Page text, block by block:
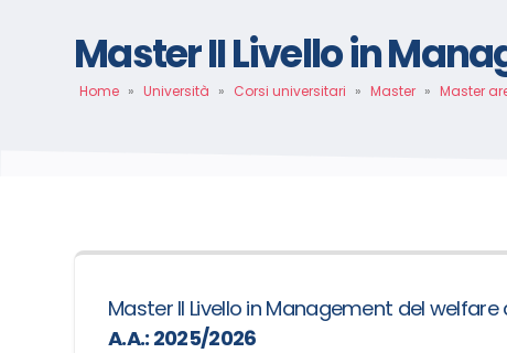
Master II Livello in
Home » Università » Corsi universitari » Master » Master
Master II Livello in Management del welfare
A.A.: 2025/2026